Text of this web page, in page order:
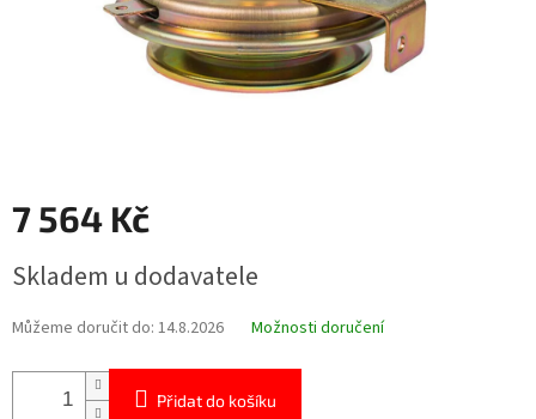
7 564 Kč
cena:
Skladem u dodavatele
Můžeme doručit do: 14.8.2026 Možnosti doručení
Přidat do košíku